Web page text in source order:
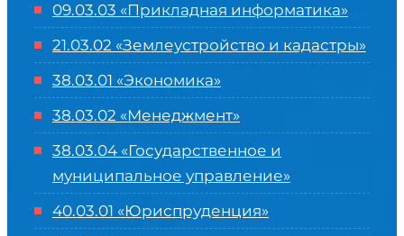
09.03.03 «Прикладная информатика»
21.03.02 «Землеустройство и кадастры»
38.03.01 «Экономика»
38.03.02 «Менеджмент»
38.03.04 «Государственное и
муниципальное управление»
40.03.01 «Юриспруденция»